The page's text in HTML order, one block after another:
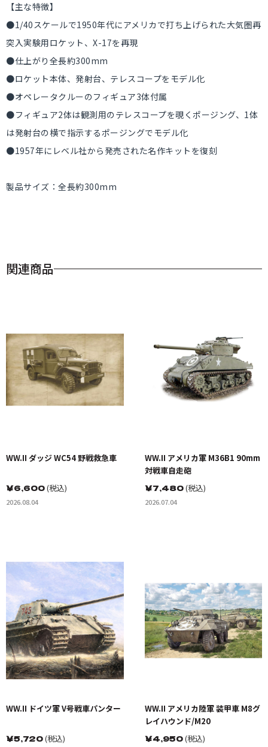
【主な特徴】
●1/40スケールで1950年代にアメリカで打ち上げられた大気圏再
突入実験用ロケット、X-17を再現
●仕上がり全長約300mm
●ロケット本体、発射台、テレスコープをモデル化
●オペレータクルーのフィギュア3体付属
●フィギュア2体は観測用のテレスコープを覗くポージング、1体
は発射台の横で指示するポージングでモデル化
●1957年にレベル社から発売された名作キットを復刻
製品サイズ：全長約300mm
関連商品
WW.II ダッジ WC54 野戦救急車
￥6,600(税込)
2026.08.04
WW.II アメリカ軍 M36B1 90mm
対戦車自走砲
￥7,480(税込)
2026.07.04
WW.II ドイツ軍 V号戦車パンター
￥5,720(税込)
WW.II アメリカ陸軍 装甲車 M8グ
レイハウンド/M20
￥4,950(税込)